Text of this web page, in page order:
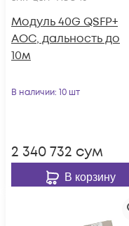
Модуль 40G QSFP+
AOC, дальность до
10м
В наличии: 10 шт
2 340 732 сум
В корзину